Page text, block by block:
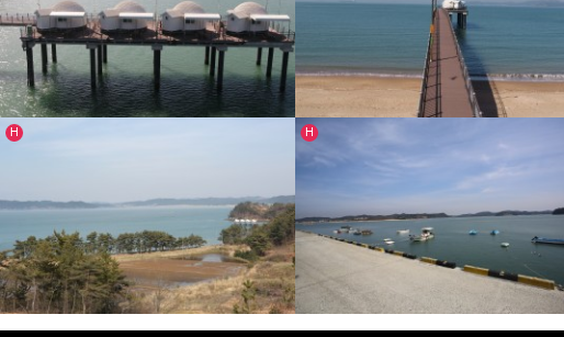
의항리 해상낚시 공원 의항리 해상낚시 공원
H
인기글
H
인기글